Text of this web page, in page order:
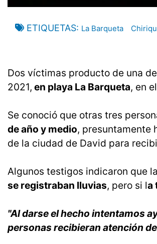
ETIQUETAS La Barqueta
Dos víctimas producto de una
2021, en playa La Barqueta, en
Se conoció que otras tres
de año y medio, presuntamente
de la ciudad de David para
Algunos testigos indicaron que
se registraban lluvias, pero si la
"Al darse el hecho intentamos
personas recibieran atención